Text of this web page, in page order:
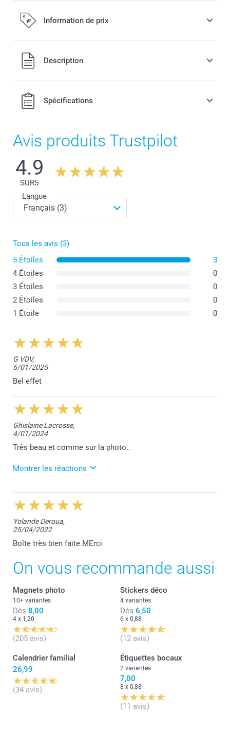
Information de prix
Tous les prix sont en EURO (€), TVA incluse et hors frais de
port.
Description
Spécifications
Avis produits Trustpilot
4.9
SUR5
Langue
Tous les avis (3)
5 Étoiles
3
4 Étoiles
0
3 Étoiles
0
2 Étoiles
0
1 Étoile
0
G VDV,
6/01/2025
Bel effet
Ghislaine Lacrosse,
4/01/2024
Très beau et comme sur la photo..
Montrer les réactions
10/01/2024
15:53
Bonjour Ghislaine,
Nous sommes ravis de vous savoir satisfaite de
votre boîte de rangement.
Lucie@smartphoto
Yolande Deroua,
25/04/2022
Boîte très bien faite.MErci
On vous recommande aussi
Magnets photo
10+ variantes
Dès 8,00
4 x 1,20
(205 avis)
Stickers déco
4 variantes
Dès 6,50
6 x 0,88
(12 avis)
Calendrier familial
26,99
(34 avis)
Étiquettes bocaux
2 variantes
7,00
8 x 0,88
(11 avis)